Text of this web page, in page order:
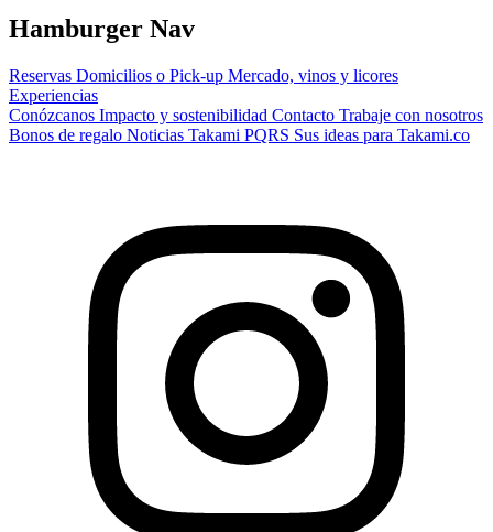
Hamburger Nav
Reservas Domicilios o Pick-up Mercado, vinos y licores
Experiencias
Conózcanos Impacto y sostenibilidad Contacto Trabaje con nosotros
Bonos de regalo Noticias Takami PQRS Sus ideas para Takami.co